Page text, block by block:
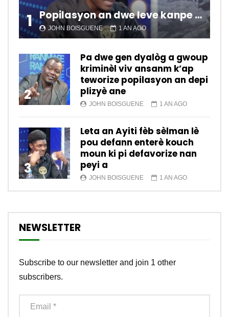
1 Popilasyon an dwe leve kanpe pou chanje sitiyasyon kawotik l’ap viv nan peyi a.
JOHN BOISGUENE 1 AN AGO
2
Pa dwe gen dyalòg a gwoup
kriminèl viv ansanm k’ap
teworize popilasyon an depi
plizyè ane
JOHN BOISGUENE 1 AN AGO
3
Leta an Ayiti fèb sèlman lè
pou defann enterè kouch
moun ki pi defavorize nan
peyi a
JOHN BOISGUENE 1 AN AGO
NEWSLETTER
Subscribe to our newsletter and join 1 other
subscribers.